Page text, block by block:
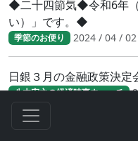
◆二十四節気◆令和6年
い）」です。◆
季節のお便り 2024 / 04 / 02
日銀３月の金融政策決定
八木宏之の経済時事ウォッチ